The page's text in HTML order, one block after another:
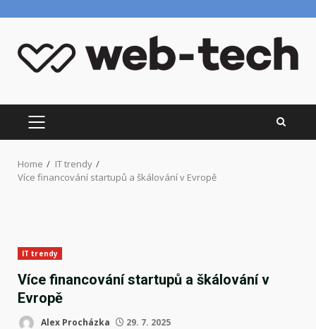
content
PRIMARY
MENU
Home
IT trendy
Více financování startupů a škálování v Evropě
IT trendy
Více financování startupů a škálování v
Evropě
Alex Procházka 29. 7. 2025